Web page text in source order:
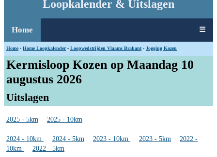
Loopkalender & Uitslagen
Home ☰
Home - Home Loopkalender- Loopwedstrijden Vlaams Brabant - Jogging Kozen
Kermisloop Kozen op Maandag 10
augustus 2026
Uitslagen
2025 - 5km 2025 - 10km
2024 - 10km 2024 - 5km 2023 - 10km 2023 - 5km
2022 -
10km
2022 - 5km